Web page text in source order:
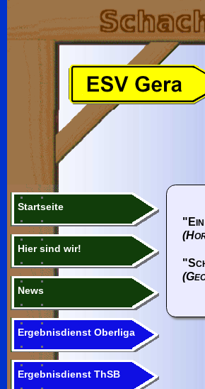
Startseite
Hier sind wir!
News
Ergebnisdienst Oberliga
Ergebnisdienst ThSB